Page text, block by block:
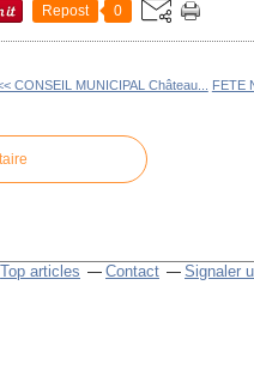
Repost 0
CONSEIL MUNICIPAL Château... FETE
Top articles Contact Signaler